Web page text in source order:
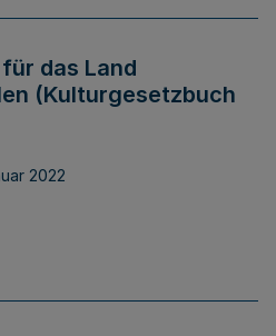
das Land
(Kulturgesetzbuch
2022